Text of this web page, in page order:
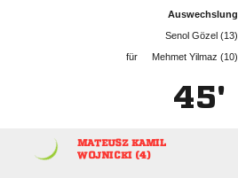
Auswechslung
  
für
  
45'
 
 